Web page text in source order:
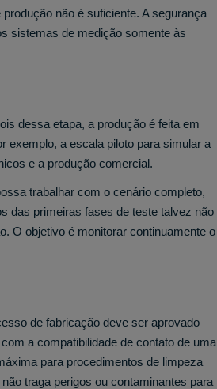
não é suficiente. A segurança
sistemas de medição somente às
dessa etapa, a produção é feita em
exemplo, a escala piloto para simular a
e a produção comercial.
trabalhar com o cenário completo,
das primeiras fases de teste talvez não
O objetivo é monitorar continuamente o
de fabricação deve ser aprovado
a compatibilidade de contato de uma
para procedimentos de limpeza
traga perigos ou contaminantes para